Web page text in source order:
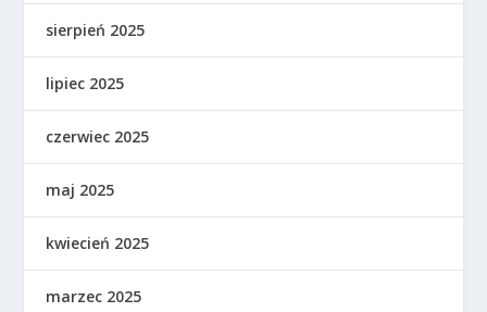
sierpień 2025
lipiec 2025
czerwiec 2025
maj 2025
kwiecień 2025
marzec 2025